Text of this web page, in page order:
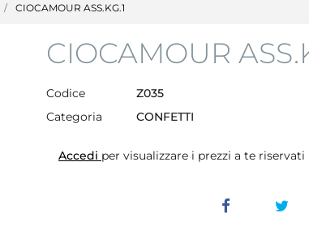
CIOCAMOUR ASS.KG.1
CIOCAMOUR
Codice
Z035
Categoria
CONFETTI
Accedi per visualizzare i prezzi a te riservati